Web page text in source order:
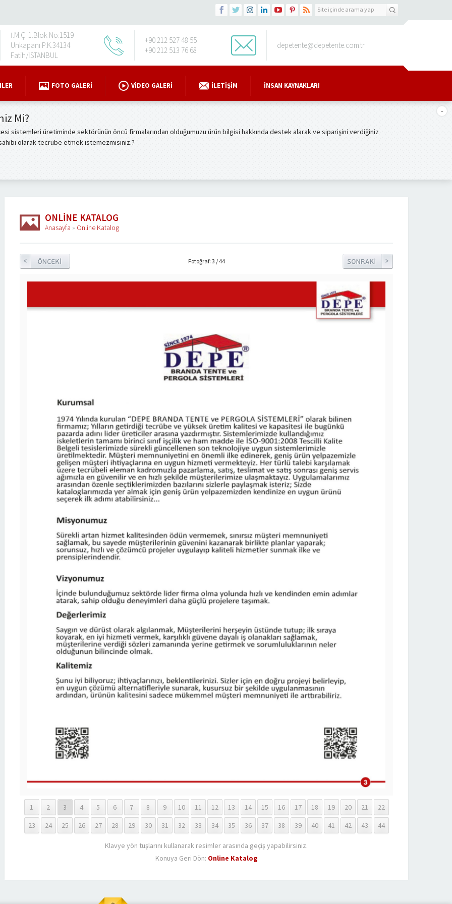
İ.M.Ç. 1.Blok No:1519
Unkapanı P.K.34134
Fatih/İSTANBUL
+90 212 527 48 55
+90 212 513 76 68
depetente@depetente.com.tr
FOTO GALERI VIDEO GALERI İLETIŞIM İNSAN KAYNAKLARI
Mi?
sistemleri üretiminde sektörünün öncü firmalarından olduğumuzu ürün bilgisi hakkında destek alarak ve siparişini verdiğiniz
olarak tecrübe etmek istemezmisiniz.?
ONLINE KATALOG
Anasayfa » Online Katalog
Fotoğraf: 3 / 44
1 2 3 4 5 6 7 8 9 10 11 12 13 14 15 16 17 18 19 20 21
22
23
24 25 26 27 28 29 30 31 32 33 34 35 36 37 38 39 40 41 42 43 44
Klavye yön tuşlarını kullanarak resimler arasında geçiş yapabilirsiniz.
Konuya Geri Dön: Online Katalog